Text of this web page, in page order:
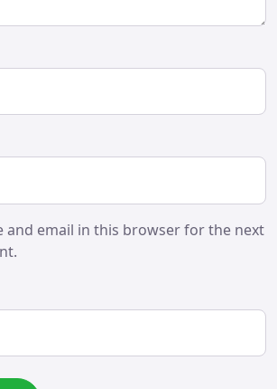
and email in this browser for the next